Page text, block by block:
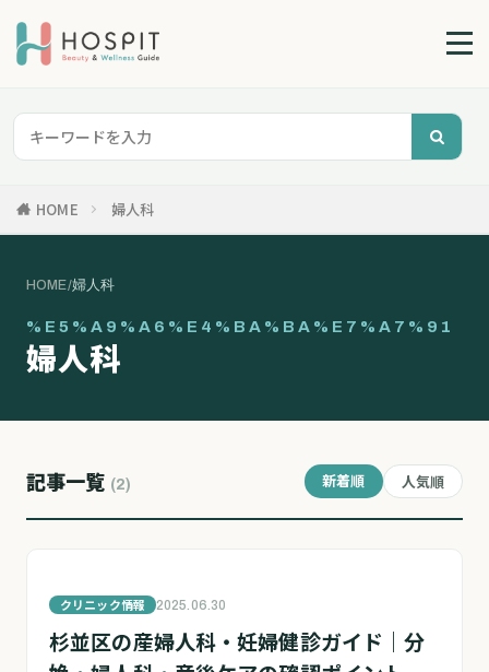
HOME 婦人科
HOME/婦人科
%E5%A9%A6%E4%BA%BA%E7%A7%91
婦人科
記事一覧 (2) 新着順 人気順
クリニック情報 2025.06.30
杉並区の産婦人科・妊婦健診ガイド｜分